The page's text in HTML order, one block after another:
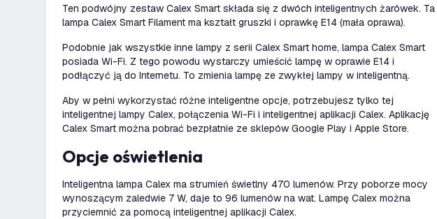
Ten podwójny zestaw Calex Smart składa się z dwóch inteligentnych żarówek. Ta
lampa Calex Smart Filament ma kształt gruszki i oprawkę E14 (mała oprawa).
Podobnie jak wszystkie inne lampy z serii Calex Smart home, lampa Calex Smart
posiada Wi-Fi. Z tego powodu wystarczy umieścić lampę w oprawie E14 i
podłączyć ją do Internetu. To zmienia lampę ze zwykłej lampy w inteligentną.
Aby w pełni wykorzystać różne inteligentne opcje, potrzebujesz tylko tej
inteligentnej lampy Calex, połączenia Wi-Fi i inteligentnej aplikacji Calex. Aplikację
Calex Smart można pobrać bezpłatnie ze sklepów Google Play i Apple Store.
Opcje oświetlenia
Inteligentna lampa Calex ma strumień świetlny 470 lumenów. Przy poborze mocy
wynoszącym zaledwie 7 W, daje to 96 lumenów na wat. Lampę Calex można
przyciemnić za pomocą inteligentnej aplikacji Calex.